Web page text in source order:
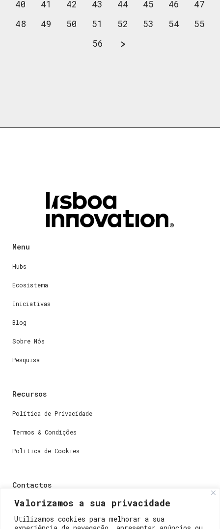
Valorizamos a sua privacidade
Utilizamos cookies para melhorar a sua
40
41 42 43 44 45 46
47
48
49 50 51 52 53 54
55
56
Menu
Hubs
Ecosistema
Iniciativas
Blog
Sobre Nós
Pesquisa
Recursos
Política de Privacidade
Termos & Condições
Política de Cookies
Contactos
Dúvidas ou perguntas envie-nos um e-mail para